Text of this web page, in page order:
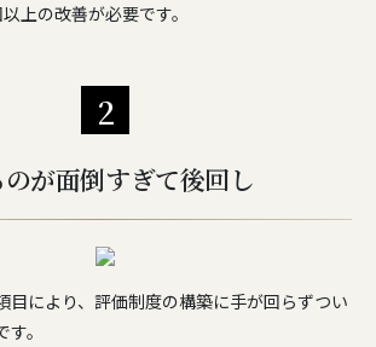
上の改善が必要です。
2
が面倒すぎて後回し
目により、評価制度の構築に手が回らずつい
。